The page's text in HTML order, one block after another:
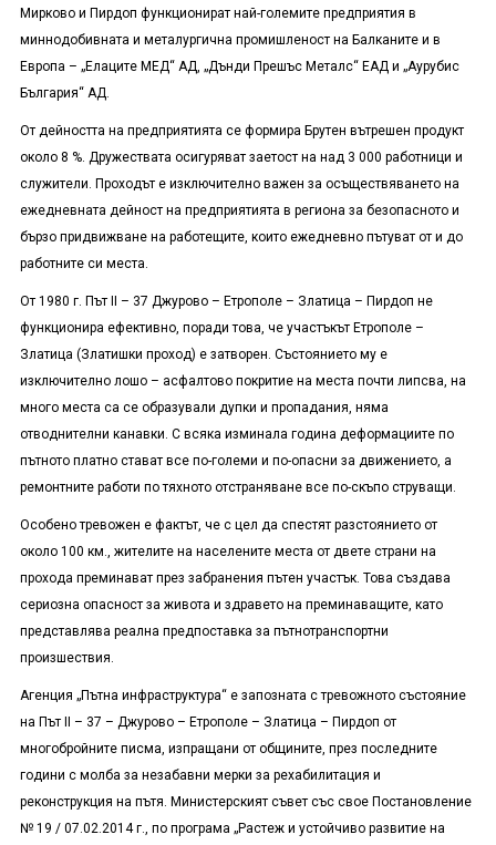
Мирково и Пирдоп функционират най-големите предприятия в
миннодобивната и металургична промишленост на Балканите и в
Европа – „Елаците МЕД“ АД, „Дънди Прешъс Металс“ ЕАД и „Аурубис
България“ АД.
От дейността на предприятията се формира Брутен вътрешен продукт
около 8 %. Дружествата осигуряват заетост на над 3 000 работници и
служители. Проходът е изключително важен за осъществяването на
ежедневната дейност на предприятията в региона за безопасното и
бързо придвижване на работещите, които ежедневно пътуват от и до
работните си места.
От 1980 г. Път II – 37 Джурово – Етрополе – Златица – Пирдоп не
функционира ефективно, поради това, че участъкът Етрополе –
Златица (Златишки проход) е затворен. Състоянието му е
изключително лошо – асфалтово покритие на места почти липсва, на
много места са се образували дупки и пропадания, няма
отводнителни канавки. С всяка изминала година деформациите по
пътното платно стават все по-големи и по-опасни за движението, а
ремонтните работи по тяхното отстраняване все по-скъпо струващи.
Особено тревожен е фактът, че с цел да спестят разстоянието от
около 100 км., жителите на населените места от двете страни на
прохода преминават през забранения пътен участък. Това създава
сериозна опасност за живота и здравето на преминаващите, като
представлява реална предпоставка за пътнотранспортни
произшествия.
Агенция „Пътна инфраструктура“ е запозната с тревожното състояние
на Път II – 37 – Джурово – Етрополе – Златица – Пирдоп от
многобройните писма, изпращани от общините, през последните
години с молба за незабавни мерки за рехабилитация и
реконструкция на пътя. Министерският съвет със свое Постановление
№ 19 / 07.02.2014 г., по програма „Растеж и устойчиво развитие на